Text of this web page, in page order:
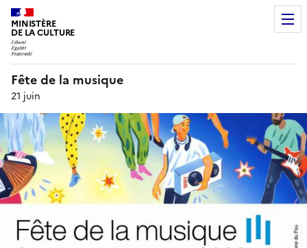
MINISTÈRE
DE LA CULTURE
Fête de la musique
21 juin